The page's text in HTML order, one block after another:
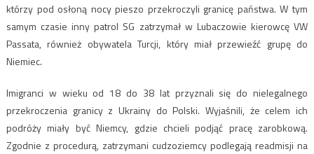
którzy pod osłoną nocy pieszo przekroczyli granicę państwa. W tym
samym czasie inny patrol SG zatrzymał w Lubaczowie kierowcę VW
Passata, również obywatela Turcji, który miał przewieźć grupę do
Niemiec.
Imigranci w wieku od 18 do 38 lat przyznali się do nielegalnego
przekroczenia granicy z Ukrainy do Polski. Wyjaśnili, że celem ich
podróży miały być Niemcy, gdzie chcieli podjąć pracę zarobkową.
Zgodnie z procedurą, zatrzymani cudzoziemcy podlegają readmisji na